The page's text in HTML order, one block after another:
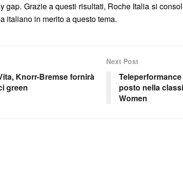
gap. Grazie a questi risultati, Roche Italia si
italiano in merito a questo tema.
Knorr-Bremse fornirà
green
Next Post
posto nella
Women